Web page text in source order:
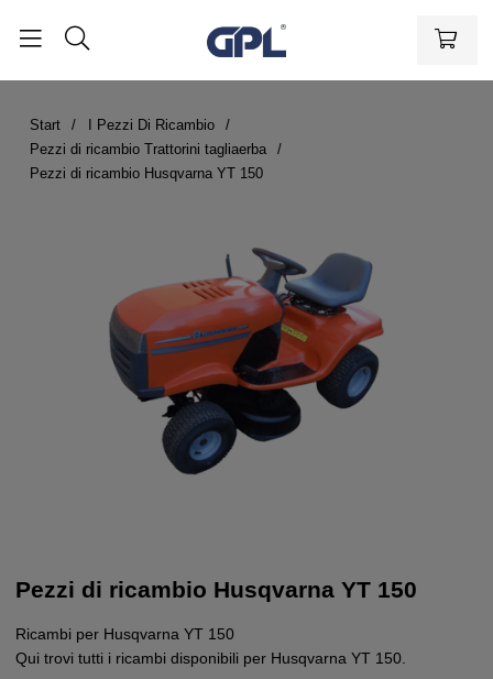
Start
I Pezzi Di Ricambio
Pezzi di ricambio Trattorini tagliaerba
Pezzi di ricambio Husqvarna YT 150
Pezzi di ricambio Husqvarna YT 150
Ricambi per Husqvarna YT 150
Qui trovi tutti i ricambi disponibili per Husqvarna YT 150.